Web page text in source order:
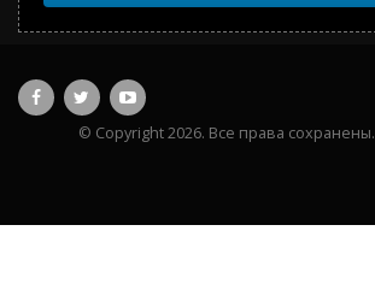
© Copyright 2026. Все права сохранены.